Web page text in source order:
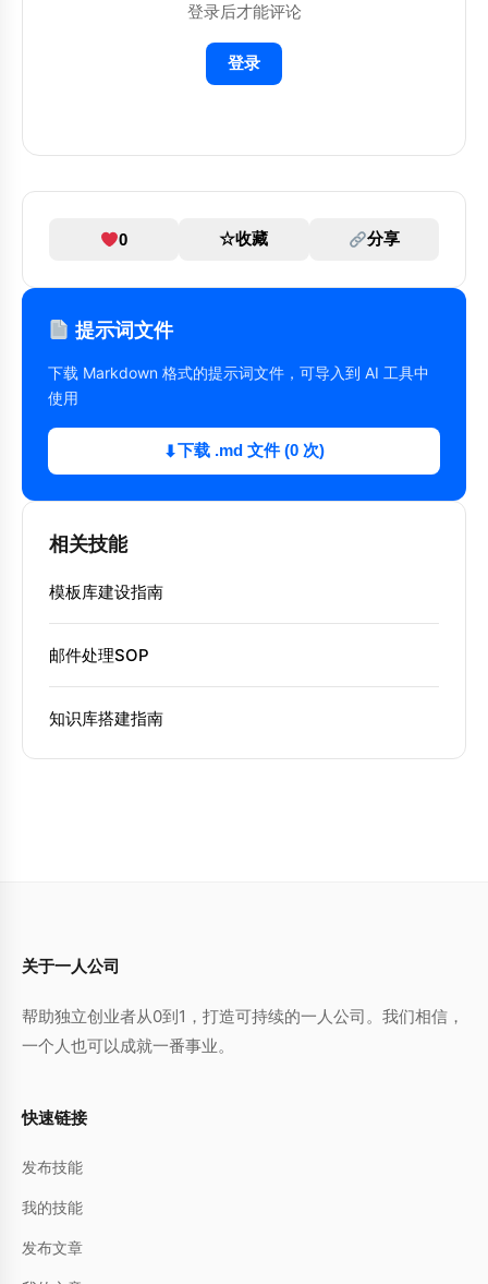
登录后才能评论
登录
0 ☆收藏 分享
提示词文件
下载 Markdown 格式的提示词文件，可导入到 AI 工具中
使用
⬇下载 .md 文件 (0 次)
相关技能
模板库建设指南
邮件处理SOP
知识库搭建指南
关于一人公司
帮助独立创业者从0到1，打造可持续的一人公司。我们相信，
一个人也可以成就一番事业。
快速链接
发布技能
我的技能
发布文章